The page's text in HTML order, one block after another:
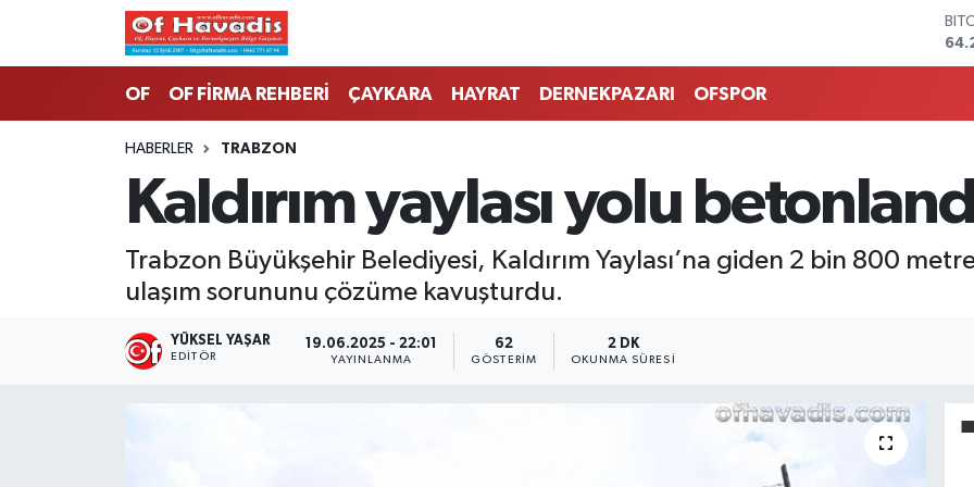
OF OF FİRMA REHBERİ ÇAYKARA HAYRAT DERNEKPAZARI OFSPOR
HABERLER TRABZON
Kaldırım yaylası yolu
Trabzon Büyükşehir Belediyesi, Kaldırım Yaylası’na giden 2 bin 800
ulaşım sorununu çözüme kavuşturdu.
YÜKSEL YAŞAR
EDITÖR
19.06.2025 - 22:01
YAYINLANMA
62
GÖSTERIM
2 DK
OKUNMA SÜRESI
1
Trabzon Nöbetçi Eczaneler
Trabzon Namaz Vakitleri
Trabzon Trafik Yoğunluk Haritası
Süper Lig Puan Durumu ve Fikstür
Tüm Manşetler